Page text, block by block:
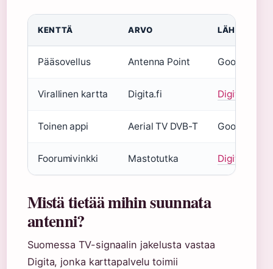
KENTTÄ ARVO LÄHDE
Pääsovellus Antenna Point Google Play
Virallinen kartta Digita.fi Digita
Toinen appi Aerial TV DVB-T Google Play
Foorumivinkki Mastotutka Digita
Mistä tietää mihin suunnata
antenni?
Suomessa TV-signaalin jakelusta vastaa
Digita, jonka karttapalvelu toimii